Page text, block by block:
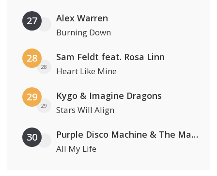
27 Alex Warren
Burning Down
28
28
Sam Feldt feat. Rosa Linn
Heart Like Mine
29
29
Kygo & Imagine Dragons
Stars Will Align
30 Purple Disco Machine & The Magician
All My Life